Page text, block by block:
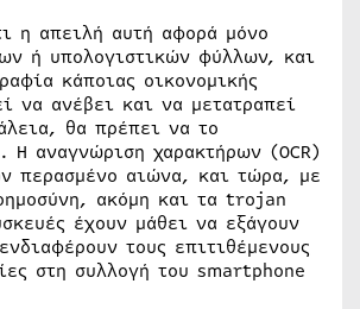
η απειλή αυτή αφορά μόνο
ή υπολογιστικών φύλλων, και
κάποιας οικονομικής
να ανέβει και να μετατραπεί
θα πρέπει να το
Η αναγνώριση χαρακτήρων (OCR)
περασμένο αιώνα, και τώρα, με
ακόμη και τα trojan
έχουν μάθει να εξάγουν
τους επιτιθέμενους
στη συλλογή του smartphone